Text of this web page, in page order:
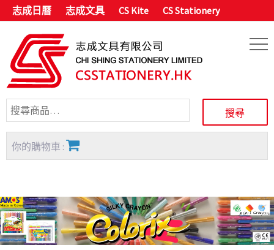
志成日曆 志成文具 CS Kite CS Stationery
你的購物車 :